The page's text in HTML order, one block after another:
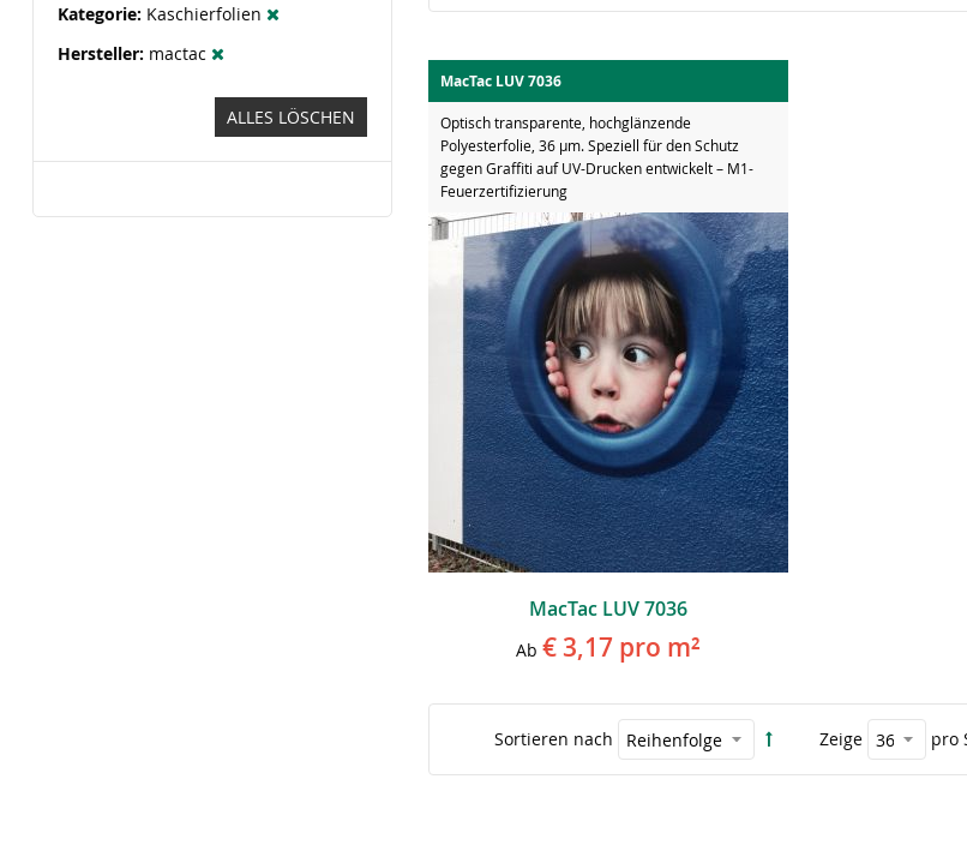
MacTac LUV 7036
Optisch transparente, hochglänzende
Polyesterfolie, 36 µm. Speziell für den Schutz
gegen Graffiti auf UV-Drucken entwickelt – M1-
Feuerzertifizierung
MacTac LUV 7036
Ab € 3,17 pro m²
Sortieren nach Zeige pro
Kategorie Kaschierfolien
Hersteller mactac
ALLES LÖSCHEN